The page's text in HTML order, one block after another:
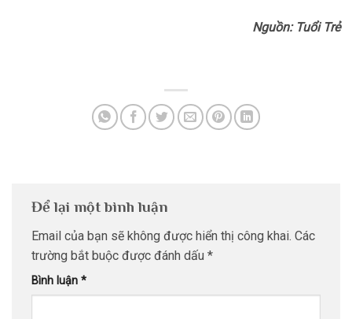
Nguồn: Tuổi Trẻ
Để lại một bình luận
Email của bạn sẽ không được hiển thị công khai. Các
trường bắt buộc được đánh dấu *
Bình luận *